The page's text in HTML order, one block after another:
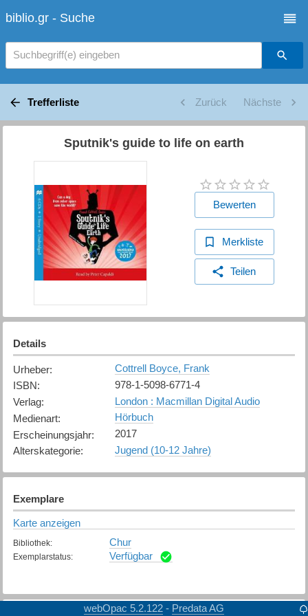
biblio.gr - Suche
Suchbegriff(e) eingeben
Trefferliste Zurück Nächste
Sputnik's guide to life on earth
Bewerten
Merkliste
Teilen
Details
Urheber:
Cottrell Boyce, Frank
ISBN:
978-1-5098-6771-4
Verlag:
London : Macmillan Digital Audio
Medienart:
Hörbuch
Erscheinungsjahr:
2017
Alterskategorie: Jugend (10-12 Jahre)
Exemplare
Karte anzeigen
Bibliothek: Chur
Exemplarstatus: Verfügbar
webOpac 5.2.122 - Predata AG